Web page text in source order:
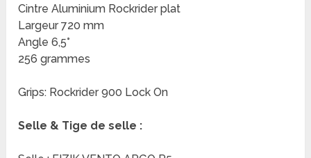
Cintre Aluminium Rockrider plat
Largeur 720 mm
Angle 6,5°
256 grammes
Grips: Rockrider 900 Lock On
Selle & Tige de selle :